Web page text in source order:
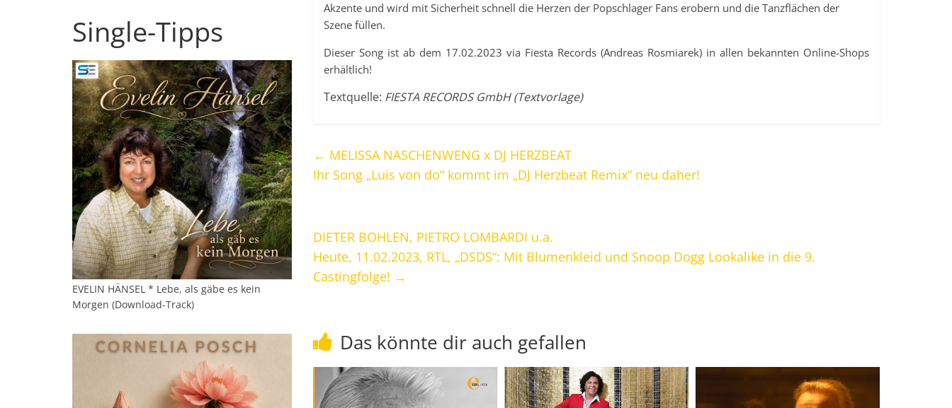
Akzente und wird mit Sicherheit schnell die Herzen der Popschlager Fans erobern und die Tanzflächen der
Szene füllen.
Dieser Song ist ab dem 17.02.2023 via Fiesta Records (Andreas Rosmiarek) in allen bekannten Online-Shops
erhältlich!
Textquelle: FIESTA RECORDS GmbH (Textvorlage)
← MELISSA NASCHENWENG x DJ HERZBEAT
Ihr Song „Luis von do“ kommt im „DJ Herzbeat Remix“ neu daher!
DIETER BOHLEN, PIETRO LOMBARDI u.a.
Heute, 11.02.2023, RTL, „DSDS“: Mit Blumenkleid und Snoop Dogg Lookalike in die 9.
Castingfolge! →
Das könnte dir auch gefallen
Single-Tipps
EVELIN HÄNSEL * Lebe, als gäbe es kein
Morgen (Download-Track)